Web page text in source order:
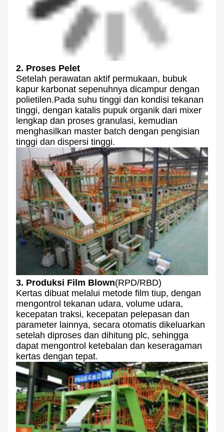
2. Proses Pelet
Setelah perawatan aktif permukaan, bubuk
kapur karbonat sepenuhnya dicampur dengan
polietilen.Pada suhu tinggi dan kondisi tekanan
tinggi, dengan katalis pupuk organik dari mixer
lengkap dan proses granulasi, kemudian
menghasilkan master batch dengan pengisian
tinggi dan dispersi tinggi.
3. Produksi Film Blown(RPD/RBD)
Kertas dibuat melalui metode film tiup, dengan
mengontrol tekanan udara, volume udara,
kecepatan traksi, kecepatan pelepasan dan
parameter lainnya, secara otomatis dikeluarkan
setelah diproses dan dihitung plc, sehingga
dapat mengontrol ketebalan dan keseragaman
kertas dengan tepat.